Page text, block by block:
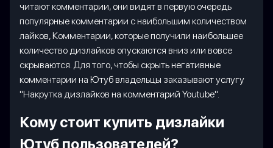
читают комментарии, они видят в первую очередь
популярные комментарии с наибольшим количеством
лайков, Комментарии, которые получили наибольшее
количество дизлайков опускаются вниз или вовсе
скрываются. Для того, чтобы скрыть негативные
комментарии на Ютуб владельцы заказывают услугу
"Накрутка дизлайков на комментарий Youtube".
Кому стоит купить дизлайки
Ютуб пользователей?